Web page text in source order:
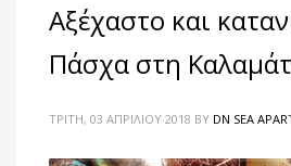
Αξέχαστο και
Πάσχα στη
ΤΡΊΤΗ, 03 ΑΠΡΙΛΊΟΥ 2018 BY DN SEA